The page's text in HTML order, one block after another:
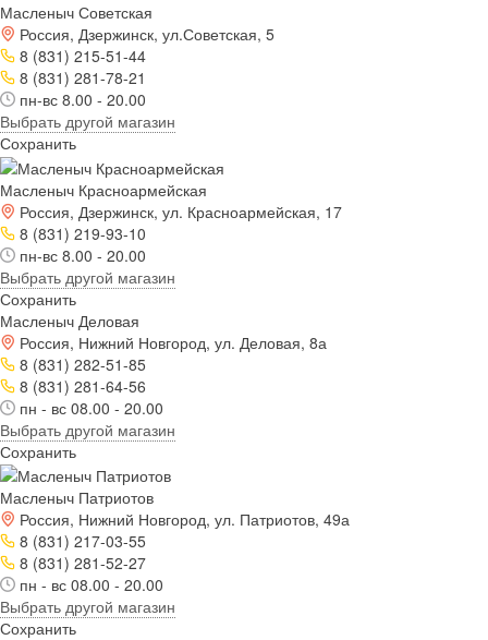
Масленыч Советская
Россия, Дзержинск, ул.Советская, 5
8 (831) 215-51-44
8 (831) 281-78-21
пн-вс 8.00 - 20.00
Выбрать другой магазин
Сохранить
Масленыч Красноармейская
Россия, Дзержинск, ул. Красноармейская, 17
8 (831) 219-93-10
пн-вс 8.00 - 20.00
Выбрать другой магазин
Сохранить
Масленыч Деловая
Россия, Нижний Новгород, ул. Деловая, 8а
8 (831) 282-51-85
8 (831) 281-64-56
пн - вс 08.00 - 20.00
Выбрать другой магазин
Сохранить
Масленыч Патриотов
Россия, Нижний Новгород, ул. Патриотов, 49а
8 (831) 217-03-55
8 (831) 281-52-27
пн - вс 08.00 - 20.00
Выбрать другой магазин
Сохранить